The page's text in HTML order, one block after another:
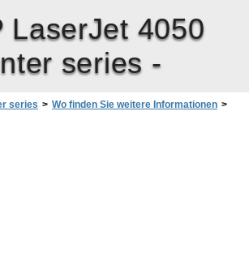
LaserJet 4050
series -
series > Wo finden Sie weitere Informationen >